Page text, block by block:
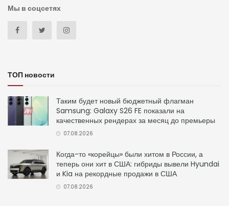
Мы в соцсетях
ТОП новости
Таким будет новый бюджетный флагман
Samsung: Galaxy S26 FE показали на
качественных рендерах за месяц до премьеры
07.08.2026
Когда-то «корейцы» были хитом в России, а
теперь они хит в США: гибриды вывели Hyundai
и Kia на рекордные продажи в США
07.08.2026